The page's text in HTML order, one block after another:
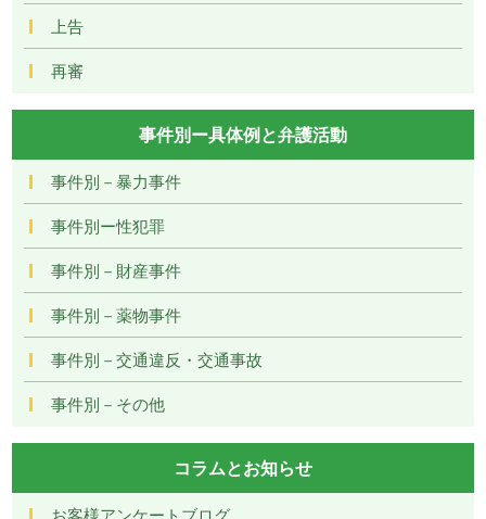
上告
再審
事件別ー具体例と弁護活動
事件別－暴力事件
事件別ー性犯罪
事件別－財産事件
事件別－薬物事件
事件別－交通違反・交通事故
事件別－その他
コラムとお知らせ